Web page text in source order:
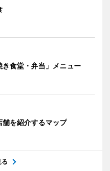
き食堂・弁当」メニュー
を紹介するマップ
る